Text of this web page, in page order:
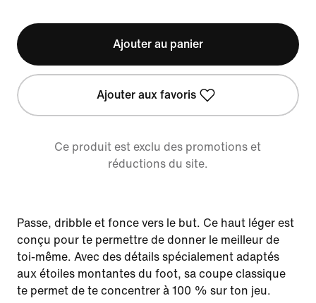
Ajouter au panier
Ajouter aux favoris
Ce produit est exclu des promotions et
réductions du site.
Passe, dribble et fonce vers le but. Ce haut léger est
conçu pour te permettre de donner le meilleur de
toi-même. Avec des détails spécialement adaptés
aux étoiles montantes du foot, sa coupe classique
te permet de te concentrer à 100 % sur ton jeu.